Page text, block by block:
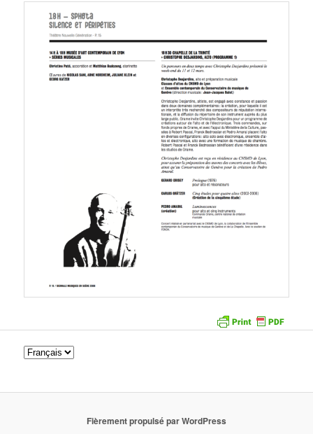
Fièrement propulsé par WordPress